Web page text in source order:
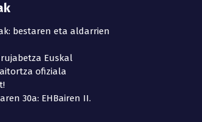
bestaren eta aldarrien
Euskal
ofiziala
30a: EHBairen II.